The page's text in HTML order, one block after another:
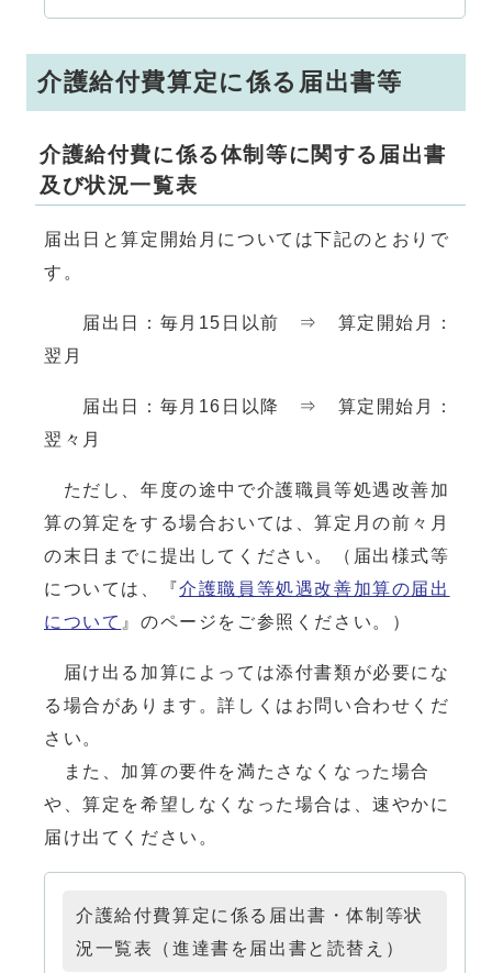
介護給付費算定に係る届出書等
介護給付費に係る体制等に関する届出書
及び状況一覧表
届出日と算定開始月については下記のとおりで
す。
届出日：毎月15日以前 ⇒ 算定開始月：
翌月
届出日：毎月16日以降 ⇒ 算定開始月：
翌々月
ただし、年度の途中で介護職員等処遇改善加
算の算定をする場合おいては、算定月の前々月
の末日までに提出してください。（届出様式等
については、『介護職員等処遇改善加算の届出
について 』のページをご参照ください。）
届け出る加算によっては添付書類が必要にな
る場合があります。詳しくはお問い合わせくだ
さい。
また、加算の要件を満たさなくなった場合
や、算定を希望しなくなった場合は、速やかに
届け出てください。
介護給付費算定に係る届出書・体制等状
況一覧表（進達書を届出書と読替え）